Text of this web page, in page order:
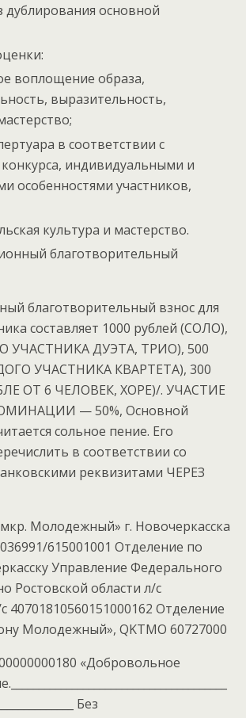
дублирования основной
воплощение образа,
выразительность,
в соответствии с
индивидуальными и
особенностями участников,
культура и мастерство.
благотворительный
благотворительный взнос для
составляет 1000 рублей (СОЛО),
УЧАСТНИКА ДУЭТА, ТРИО), 500
УЧАСТНИКА КВАРТЕТА), 300
ОТ 6 ЧЕЛОВЕК, ХОРЕ)/. УЧАСТИЕ
— 50%, Основной
сольное пение. Его
в соответствии со
реквизитами ЧЕРЕЗ
Молодежный» г. Новочеркасска
615001001 Отделение по
Управление Федерального
Ростовской области л/с
40701810560151000162 Отделение
Молодежный», QKTMO 60727000
«Добровольное
Без